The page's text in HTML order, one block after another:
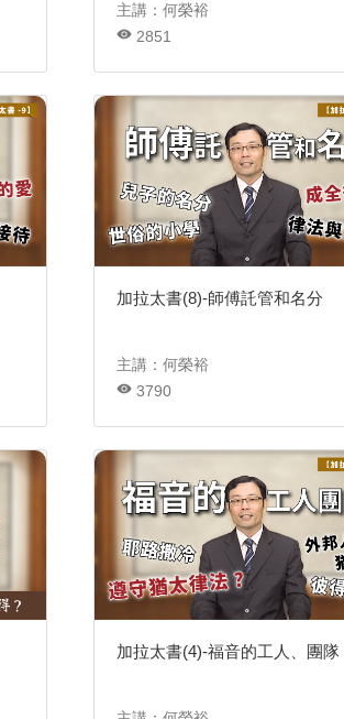
主講：何榮裕
2851
加拉太書(8)-師傅託管和名分
主講：何榮裕
3790
加拉太書(4)-福音的工人、團隊